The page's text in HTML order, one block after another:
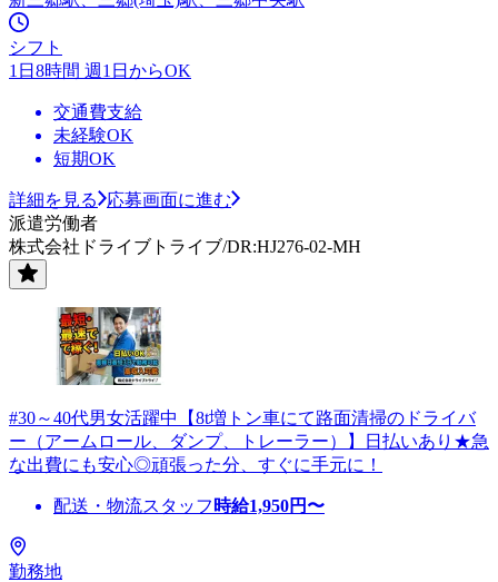
シフト
1日8時間 週1日からOK
交通費支給
未経験OK
短期OK
詳細を見る
応募画面に進む
派遣労働者
株式会社ドライブトライブ/DR:HJ276-02-MH
#30～40代男女活躍中【8t増トン車にて路面清掃のドライバ
ー（アームロール、ダンプ、トレーラー）】日払いあり★急
な出費にも安心◎頑張った分、すぐに手元に！
配送・物流スタッフ 時給1,950円〜
勤務地